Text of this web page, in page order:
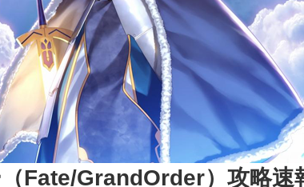
Fate/GrandOrder）攻略速